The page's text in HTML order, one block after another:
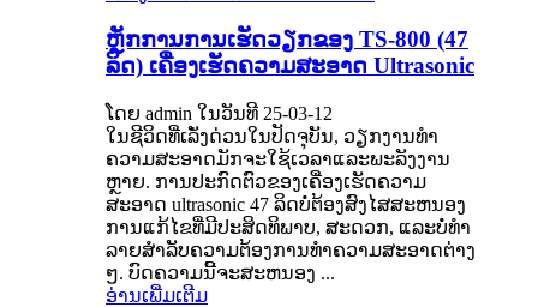
ຫຼັກການການເຮັດວຽກຂອງ TS-800 (47
ລິດ) ເຄື່ອງເຮັດຄວາມສະອາດ Ultrasonic
ໂດຍ admin ໃນວັນທີ 25-03-12
ໃນຊີວິດທີ່ເລັ່ງດ່ວນໃນປັດຈຸບັນ, ວຽກງານທໍາ
ຄວາມສະອາດມັກຈະໃຊ້ເວລາແລະພະລັງງານ
ຫຼາຍ. ການປະກົດຕົວຂອງເຄື່ອງເຮັດຄວາມ
ສະອາດ ultrasonic 47 ລິດບໍ່ຕ້ອງສົງໄສສະຫນອງ
ການແກ້ໄຂທີ່ມີປະສິດທິພາບ, ສະດວກ, ແລະບໍ່ທໍາ
ລາຍສໍາລັບຄວາມຕ້ອງການທໍາຄວາມສະອາດຕ່າງ
ໆ. ບົດ​ຄວາມ​ນີ້​ຈະ​ສະ​ຫນອງ ...
ອ່ານເພີ່ມເຕີມ